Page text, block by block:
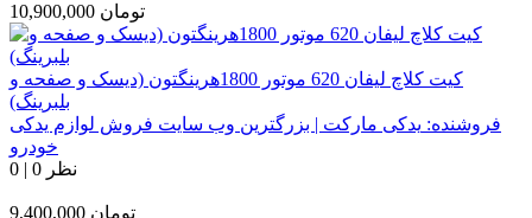
10,900,000 تومان
کیت کلاچ لیفان 620 موتور 1800هرینگتون (دیسک و صفحه و
بلبرینگ)
فروشنده: یدکی مارکت | بزرگترین وب سایت فروش لوازم یدکی
خودرو
0 | 0 نظر
9,400,000 تومان